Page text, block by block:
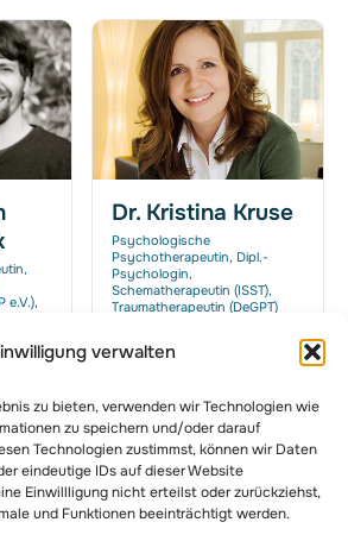
verwalten
zu bieten, verwenden wir Technologien wie
zu speichern und/oder darauf
Technologien zustimmst, können wir Daten
eindeutige IDs auf dieser Website
Einwillligung nicht erteilst oder zurückziehst,
und Funktionen beeinträchtigt werden.
e.V.),
Dr. Kristina Kruse
Psychologische
Psychotherapeutin, Dipl.-
Psychologin,
Schematherapeutin (ISST),
Traumatherapeutin (DeGPT)
Drubbel 20, 48143 Münster
Komplettübersicht